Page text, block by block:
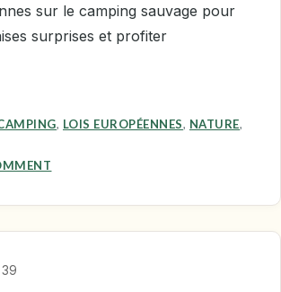
sur le camping sauvage pour
surprises et profiter
, LOIS EUROPÉENNES, NATURE,
39